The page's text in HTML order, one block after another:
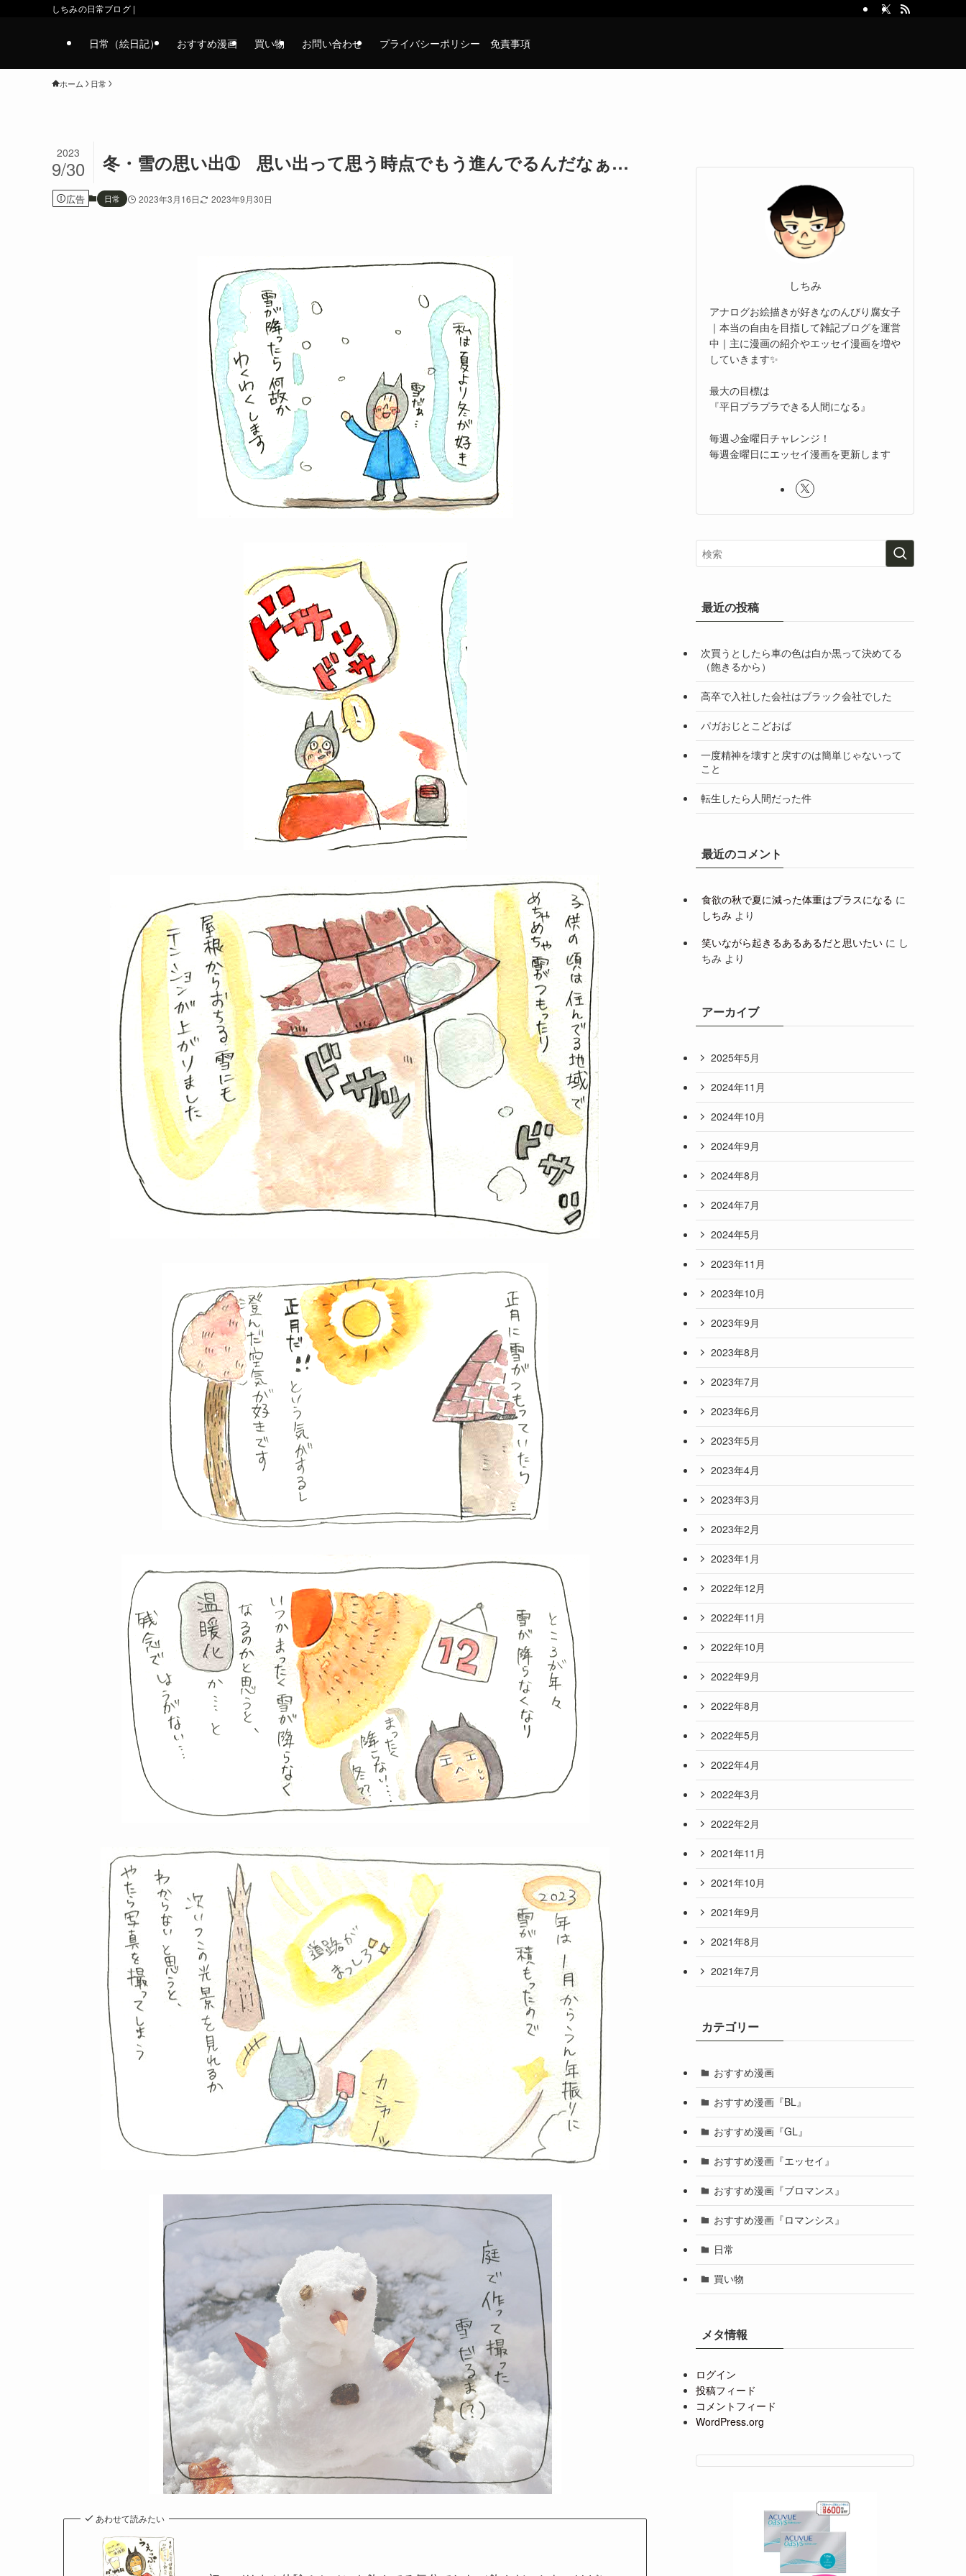
しちみの日常ブログ |
日常（絵日記） おすすめ漫画 買い物 お問い合わせ プライバシーポリシー 免責事項
ホーム 日常
冬・雪の思い出➀ 思い出って思う時点でもう進んでるんだなぁ…
2023
9/30
広告 日常 2023年3月16日 2023年9月30日
あわせて読みたい
しちみ
アナログお絵描きが好きなのんびり腐女子
｜本当の自由を目指して雑記ブログを運営
中｜主に漫画の紹介やエッセイ漫画を増や
していきます✨
最大の目標は
『平日プラプラできる人間になる』
毎週🌙金曜日チャレンジ！
毎週金曜日にエッセイ漫画を更新します
最近の投稿
次買うとしたら車の色は白か黒って決めてる
（飽きるから）
高卒で入社した会社はブラック会社でした
パガおじとこどおば
一度精神を壊すと戻すのは簡単じゃないって
こと
転生したら人間だった件
最近のコメント
食欲の秋で夏に減った体重はプラスになる に
しちみ より
笑いながら起きるあるあるだと思いたい に し
ちみ より
アーカイブ
2025年5月
2024年11月
2024年10月
2024年9月
2024年8月
2024年7月
2024年5月
2023年11月
2023年10月
2023年9月
2023年8月
2023年7月
2023年6月
2023年5月
2023年4月
2023年3月
2023年2月
2023年1月
2022年12月
2022年11月
2022年10月
2022年9月
2022年8月
2022年5月
2022年4月
2022年3月
2022年2月
2021年11月
2021年10月
2021年9月
2021年8月
2021年7月
カテゴリー
おすすめ漫画
おすすめ漫画『BL』
おすすめ漫画『GL』
おすすめ漫画『エッセイ』
おすすめ漫画『ブロマンス』
おすすめ漫画『ロマンシス』
日常
買い物
メタ情報
ログイン
投稿フィード
コメントフィード
WordPress.org